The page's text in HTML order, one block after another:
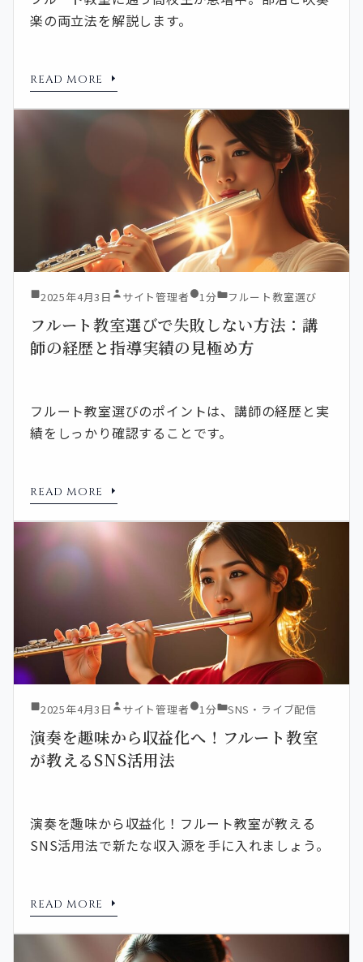
楽の両立法を解説します。
READ MORE
2025年4月3日 サイト管理者 1分 フルート教室選び
フルート教室選びで失敗しない方法：講
師の経歴と指導実績の見極め方
フルート教室選びのポイントは、講師の経歴と実
績をしっかり確認することです。
READ MORE
2025年4月3日 サイト管理者 1分 SNS・ライブ配信
演奏を趣味から収益化へ！フルート教室
が教えるSNS活用法
演奏を趣味から収益化！フルート教室が教える
SNS活用法で新たな収入源を手に入れましょう。
READ MORE